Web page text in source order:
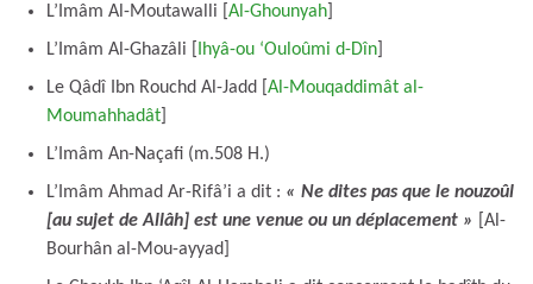
L’Imâm Al-Moutawalli [ Al-Ghounyah
L’Imâm Al-Ghazâli [
Ihyâ-ou ‘Ouloûmi d-Dîn
Le Qâdî Ibn Rouchd Al-Jadd [ Al-Mouqaddimât al-
Moumahhadât
L’Imâm An-Naçafi (m.508 H.)
L’Imâm Ahmad Ar-Rifâ’i a dit : « Ne dites pas que le nouzoûl
[au sujet de Allâh] est une venue ou un déplacement »
[Al-
Bourhân al-Mou-ayyad]